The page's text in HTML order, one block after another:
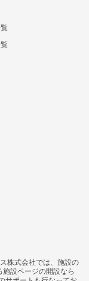
株式会社では、施設の
設ページの開設なら